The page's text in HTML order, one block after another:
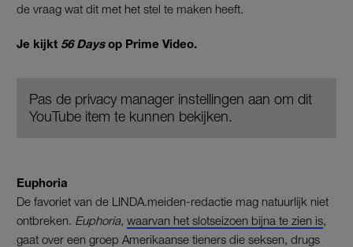
de vraag wat dit met het stel te maken heeft.
Je kijkt 56 Daysop Prime Video.
Pas de privacy manager instellingen aan om dit
YouTube item te kunnen bekijken.
Euphoria
De favoriet van de LINDA.meiden-redactie mag natuurlijk niet
ontbreken. Euphoria, waarvan het slotseizoen bijna te zien is
gaat over een groep Amerikaanse tieners die seksen, drugs